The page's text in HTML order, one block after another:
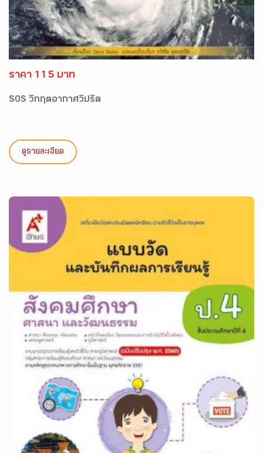
ราคา 115 บาท
SOS วิกฤตอากาศวิปริต
ดูรายละเอียด